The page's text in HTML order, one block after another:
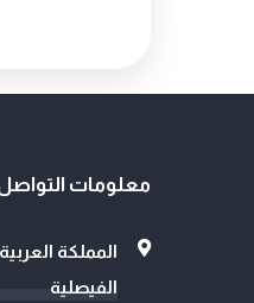
معلومات
المملكة
الفيصلية